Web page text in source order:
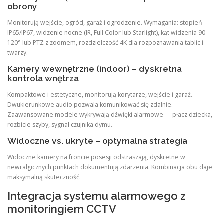
obrony
Monitorują wejście, ogród, garaż i ogrodzenie. Wymagania: stopień
IP65/IP67, widzenie nocne (IR, Full Color lub Starlight), kąt widzenia 90–
120° lub PTZ z zoomem, rozdzielczość 4K dla rozpoznawania tablic i
twarzy.
Kamery wewnętrzne (indoor) – dyskretna
kontrola wnętrza
Kompaktowe i estetyczne, monitorują korytarze, wejście i garaż.
Dwukierunkowe audio pozwala komunikować się zdalnie.
Zaawansowane modele wykrywają dźwięki alarmowe — płacz dziecka,
rozbicie szyby, sygnał czujnika dymu.
Widoczne vs. ukryte – optymalna strategia
Widoczne kamery na froncie posesji odstraszają, dyskretne w
newralgicznych punktach dokumentują zdarzenia. Kombinacja obu daje
maksymalną skuteczność.
Integracja systemu alarmowego z
monitoringiem CCTV